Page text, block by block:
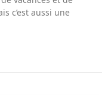
c’est aussi une